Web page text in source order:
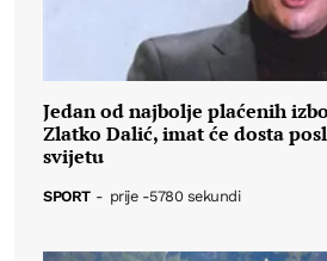
Jedan od najbolje plaćenih
Zlatko Dalić, imat će dosta
svijetu
SPORT - prije -5780 sekundi